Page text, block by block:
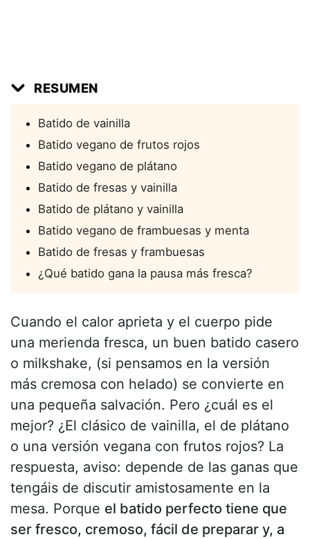
RESUMEN
Batido de vainilla
Batido vegano de frutos rojos
Batido vegano de plátano
Batido de fresas y vainilla
Batido de plátano y vainilla
Batido vegano de frambuesas y menta
Batido de fresas y frambuesas
¿Qué batido gana la pausa más fresca?
Cuando el calor aprieta y el cuerpo pide
una merienda fresca, un buen batido casero
o milkshake, (si pensamos en la versión
más cremosa con helado) se convierte en
una pequeña salvación. Pero ¿cuál es el
mejor? ¿El clásico de vainilla, el de plátano
o una versión vegana con frutos rojos? La
respuesta, aviso: depende de las ganas que
tengáis de discutir amistosamente en la
mesa. Porque el batido perfecto tiene que
ser fresco, cremoso, fácil de preparar y, a